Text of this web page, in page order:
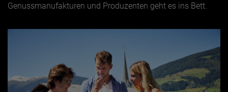
Genussmanufakturen und Produzenten geht es ins Bett.